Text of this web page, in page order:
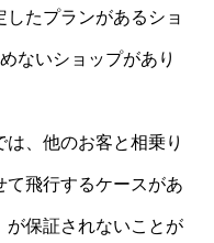
したプランがあるショ
ないショップがあり
、他のお客と相乗り
て飛行するケースがあ
が保証されないことが